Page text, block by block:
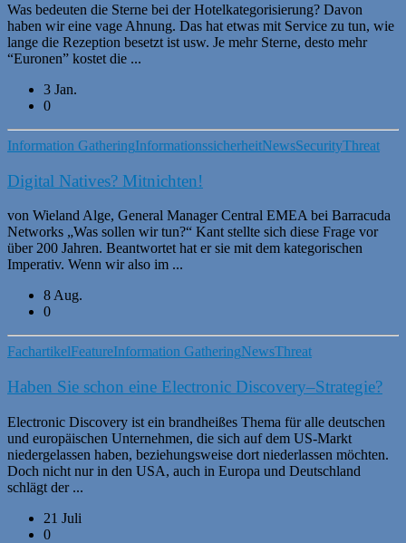
Was bedeuten die Sterne bei der Hotelkategorisierung? Davon
haben wir eine vage Ahnung. Das hat etwas mit Service zu tun, wie
lange die Rezeption besetzt ist usw. Je mehr Sterne, desto mehr
“Euronen” kostet die ...
3 Jan.
0
Information GatheringInformationssicherheitNewsSecurityThreat
Digital Natives? Mitnichten!
von Wieland Alge, General Manager Central EMEA bei Barracuda
Networks „Was sollen wir tun?“ Kant stellte sich diese Frage vor
über 200 Jahren. Beantwortet hat er sie mit dem kategorischen
Imperativ. Wenn wir also im ...
8 Aug.
0
FachartikelFeatureInformation GatheringNewsThreat
Haben Sie schon eine Electronic Discovery–Strategie?
Electronic Discovery ist ein brandheißes Thema für alle deutschen
und europäischen Unternehmen, die sich auf dem US-Markt
niedergelassen haben, beziehungsweise dort niederlassen möchten.
Doch nicht nur in den USA, auch in Europa und Deutschland
schlägt der ...
21 Juli
0